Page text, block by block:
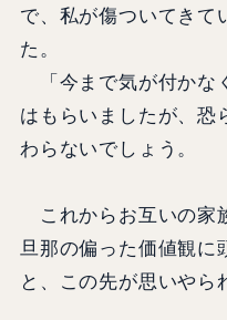
で、私が傷ついてきて
た。
「今まで気が付かな
はもらいましたが、恐
わらないでしょう。
これからお互いの家
旦那の偏った価値観に
と、この先が思いやら